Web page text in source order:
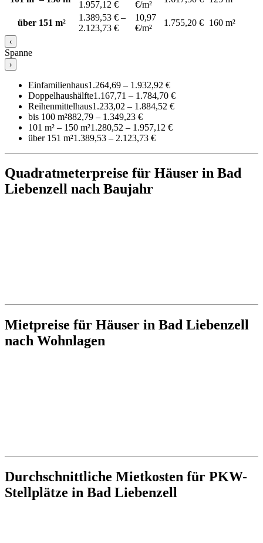
1.957,12 €
€/m²
über 151 m²
1.389,53 € –
2.123,73 €
10,97
€/m²
1.755,20 € 160 m²
‹
Spanne
›
Einfamilienhaus1.264,69 – 1.932,92 €
Doppelhaushälfte1.167,71 – 1.784,70 €
Reihenmittelhaus1.233,02 – 1.884,52 €
bis 100 m²882,79 – 1.349,23 €
101 m² – 150 m²1.280,52 – 1.957,12 €
über 151 m²1.389,53 – 2.123,73 €
Quadratmeterpreise für Häuser in Bad
Liebenzell nach Baujahr
Mietpreise für Häuser in Bad Liebenzell
nach Wohnlagen
Durchschnittliche Mietkosten für PKW-
Stellplätze in Bad Liebenzell